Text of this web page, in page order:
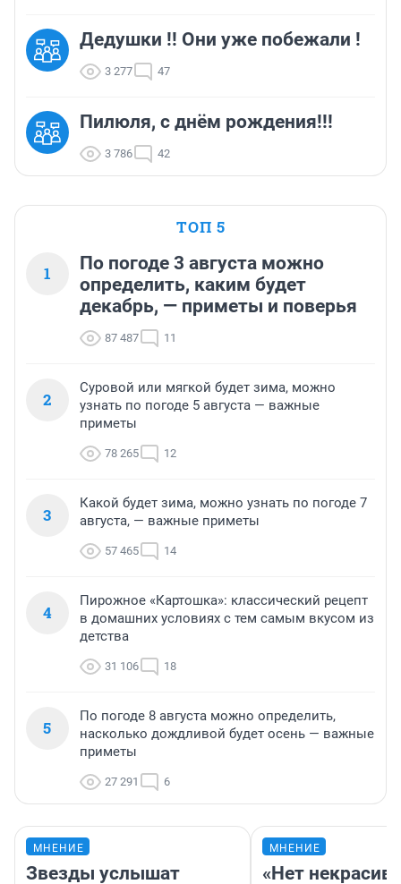
Дедушки !! Они уже побежали !
3 277 47
Пилюля, с днём рождения!!!
3 786 42
ТОП 5
1
По погоде 3 августа можно
определить, каким будет
декабрь, — приметы и поверья
87 487 11
2
Суровой или мягкой будет зима, можно
узнать по погоде 5 августа — важные
приметы
78 265 12
3
Какой будет зима, можно узнать по погоде 7
августа, — важные приметы
57 465 14
4
Пирожное «Картошка»: классический рецепт
в домашних условиях с тем самым вкусом из
детства
31 106 18
5
По погоде 8 августа можно определить,
насколько дождливой будет осень — важные
приметы
27 291 6
МНЕНИЕ
Звезды услышат
МНЕНИЕ
«Нет